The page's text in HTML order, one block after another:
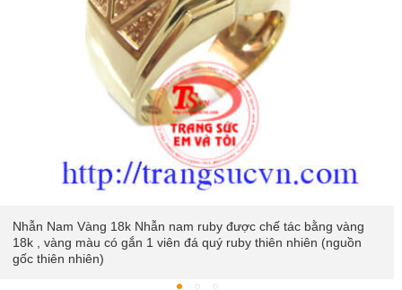
tác bằng vàng
nhiên (nguồn
Nhẫn Nam Vàng 18k Nhẫn nam ruby được
18k , vàng màu có gắn 1 viên đá quý ruby